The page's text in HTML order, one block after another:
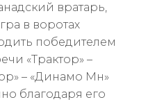
вратарь,
в воротах
победителем
«Трактор» –
– «Динамо Мн»
благодаря его